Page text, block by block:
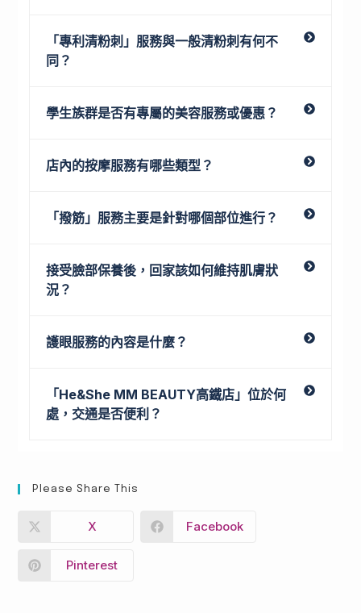
「專利清粉刺」服務與一般清粉刺有何不
同？
學生族群是否有專屬的美容服務或優惠？
店內的按摩服務有哪些類型？
「撥筋」服務主要是針對哪個部位進行？
接受臉部保養後，回家該如何維持肌膚狀
況？
護眼服務的內容是什麼？
「He&She MM BEAUTY高鐵店」位於何
處，交通是否便利？
Please Share This
X Facebook
Pinterest